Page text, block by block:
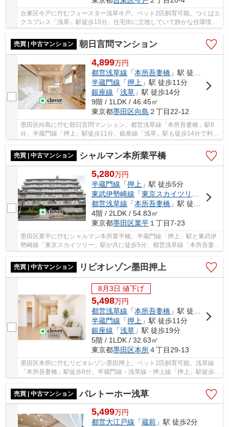
台東区今戸に佇むフォースター浅草今戸。ペット2匹飼育可能。つくばエ
クスプレス「浅草」駅徒歩15分。住宅街に立地していて静かな住環境。
売買 | 中古マンション
朝日言問マンション
4,899万円
都営浅草線 「本所吾妻橋 」駅 徒歩8分
半蔵門線 「押上 」駅 徒歩11分
銀座線 「浅草 」駅 徒歩14分
9階 / 1LDK / 46.45㎡
東京都墨田区向島 ２丁目22-12
墨田区向島に佇む朝日言問マンション。都営浅草線「本所吾妻橋」駅8
分、半蔵門線「押上」駅徒歩11分、銀座線「浅草」駅も徒歩14分で利用
売買 | 中古マンション
シャルマン本所業平橋
5,280万円
半蔵門線 「押上 」駅 徒歩5分
東武伊勢崎線 「東京スカイツリー
」駅 徒
都営浅草線 「本所吾妻橋 」駅 徒歩8分
4階 / 2LDK / 54.83㎡
東京都墨田区業平 １丁目7-23
墨田区業平に佇むシャルマン本所業平橋。半蔵門線「押上」駅と東武伊
勢崎線「東京スカイツリー」駅が共に徒歩5分、都営浅草線「本所吾妻
橋」駅徒歩8分。スカイツリー袂にあるショッピ...
売買 | 中古マンション
リビオレゾン墨田押上
8月3日 値下げ
5,498万円
都営浅草線 「本所吾妻橋 」駅 徒歩8分
半蔵門線 「押上 」駅 徒歩11分
銀座線 「浅草 」駅 徒歩19分
5階 / 1LDK / 32.63㎡
東京都墨田区本所４丁目29-13
墨田区本所に佇むリビオレゾン墨田押上。ペット2匹飼育可能。浅草線
「本所吾妻橋」駅徒歩8分。半蔵門線・浅草線・押上線「押上」駅徒歩
11分と複数路線利用可能で利便性に富んだ立地で...
売買 | 中古マンション
パレトーホー浅草
5,499万円
都営大江戸線 「蔵前 」駅 徒歩2分